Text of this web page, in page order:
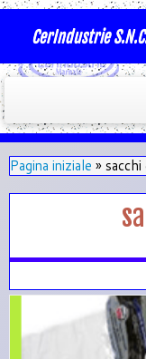
CerIndustrie
Pagina iniziale »